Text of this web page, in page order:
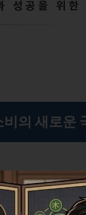
성공을 위한
의 새로운